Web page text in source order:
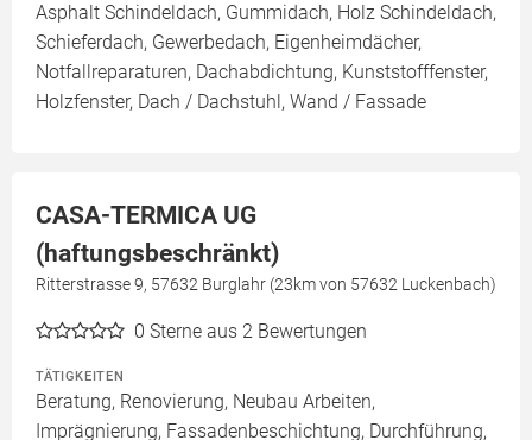
Asphalt Schindeldach, Gummidach, Holz Schindeldach,
Schieferdach, Gewerbedach, Eigenheimdächer,
Notfallreparaturen, Dachabdichtung, Kunststofffenster,
Holzfenster, Dach / Dachstuhl, Wand / Fassade
CASA-TERMICA UG
(haftungsbeschränkt)
Ritterstrasse 9, 57632 Burglahr (23km von 57632 Luckenbach)
0 Sterne aus 2 Bewertungen
TÄTIGKEITEN
Beratung, Renovierung, Neubau Arbeiten,
Imprägnierung, Fassadenbeschichtung, Durchführung,